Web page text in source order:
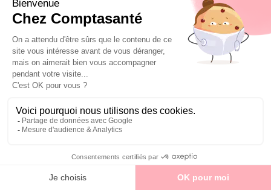
Je m'associe avec mes collègues
Je change de statut / je passe titulaire
J’ai un projet d’achat immo pro
Je prépare ma fin de carrière
Les sociétés
Micro-entreprise
Entreprise individuelle
SCI
SCM
Parrainage